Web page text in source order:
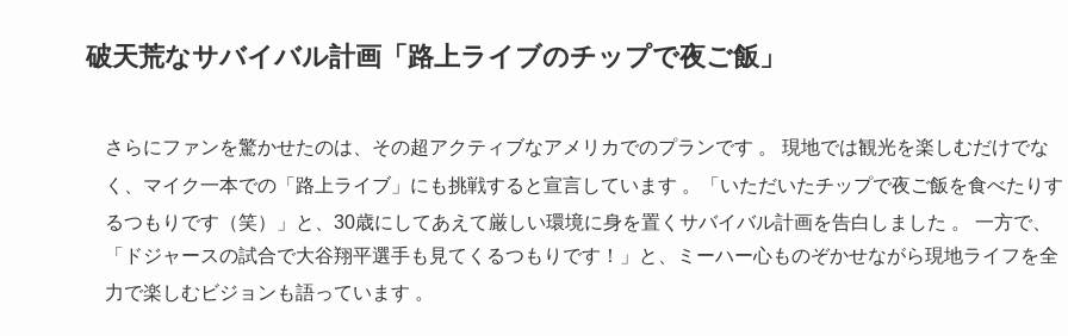
破天荒なサバイバル計画「路上ライブのチップで夜ご飯」
さらにファンを驚かせたのは、その超アクティブなアメリカでのプランです 。 現地では観光を楽しむだけでな
く、マイク一本での「路上ライブ」にも挑戦すると宣言しています 。「いただいたチップで夜ご飯を食べたりす
るつもりです（笑）」と、30歳にしてあえて厳しい環境に身を置くサバイバル計画を告白しました 。 一方で、
「ドジャースの試合で大谷翔平選手も見てくるつもりです！」と、ミーハー心ものぞかせながら現地ライフを全
力で楽しむビジョンも語っています 。